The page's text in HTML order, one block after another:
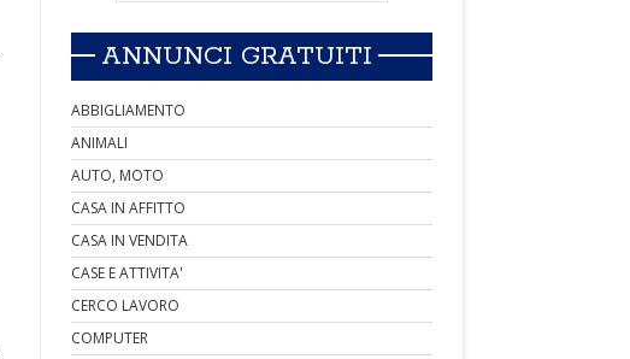
ANNUNCI GRATUITI
ABBIGLIAMENTO
ANIMALI
AUTO, MOTO
CASA IN AFFITTO
CASA IN VENDITA
CASE E ATTIVITA'
CERCO LAVORO
COMPUTER